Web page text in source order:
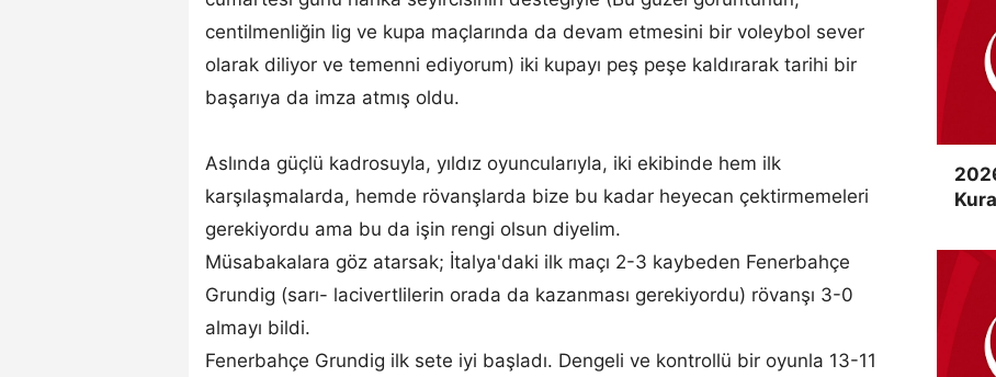
centilmenliğin lig ve kupa maçlarında da devam etmesini bir voleybol sever
olarak diliyor ve temenni ediyorum) iki kupayı peş peşe kaldırarak tarihi bir
başarıya da imza atmış oldu.
Aslında güçlü kadrosuyla, yıldız oyuncularıyla, iki ekibinde hem ilk
karşılaşmalarda, hemde rövanşlarda bize bu kadar heyecan çektirmemeleri
gerekiyordu ama bu da işin rengi olsun diyelim.
Müsabakalara göz atarsak; İtalya'daki ilk maçı 2-3 kaybeden Fenerbahçe
Grundig (sarı- lacivertlilerin orada da kazanması gerekiyordu) rövanşı 3-0
almayı bildi.
Fenerbahçe Grundig ilk sete iyi başladı. Dengeli ve kontrollü bir oyunla 13-11